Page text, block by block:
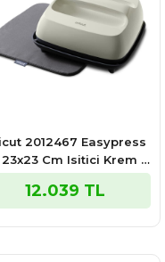
2012467 Easypress
23x23 Cm Isitici Krem +
Easypress Mati
12.039 TL